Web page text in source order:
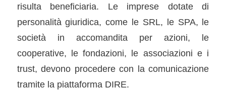
risulta beneficiaria. Le imprese dotate di
personalità giuridica, come le SRL, le SPA, le
società in accomandita per azioni, le
cooperative, le fondazioni, le associazioni e i
trust, devono procedere con la comunicazione
tramite la piattaforma DIRE.